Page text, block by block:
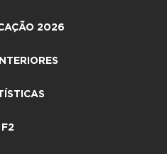
2026
F2